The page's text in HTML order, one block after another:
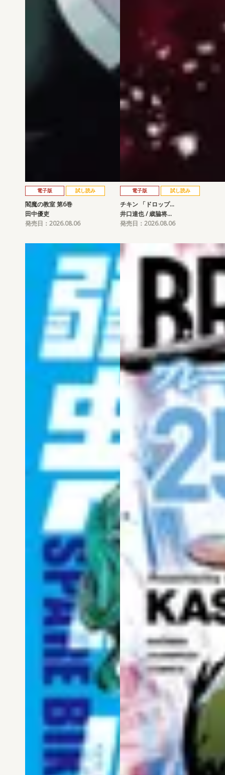
電子版 試し読み
閻魔の教室 第6巻
田中優吏
発売日：2026.08.06
電子版 試し読み
チキン 「ドロップ…
井口達也 / 歳脇将…
発売日：2026.08.06